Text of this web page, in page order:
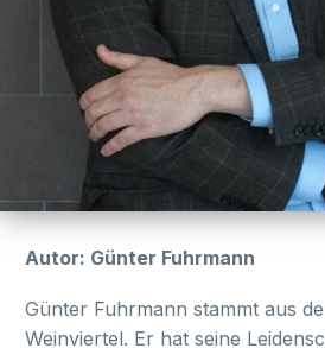
Autor: Günter Fuhrmann
Günter Fuhrmann stammt aus
Weinviertel. Er hat seine